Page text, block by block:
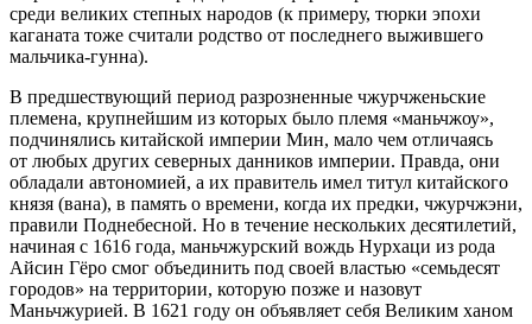
среди великих степных народов (к примеру, тюрки эпохи
каганата тоже считали родство от последнего выжившего
мальчика-гунна).
В предшествующий период разрозненные чжурчженьские
племена, крупнейшим из которых было племя «маньчжоу»,
подчинялись китайской империи Мин, мало чем отличаясь
от любых других северных данников империи. Правда, они
обладали автономией, а их правитель имел титул китайского
князя (вана), в память о времени, когда их предки, чжурчжэни,
правили Поднебесной. Но в течение нескольких десятилетий,
начиная с 1616 года, маньчжурский вождь Нурхаци из рода
Айсин Гёро смог объединить под своей властью «семьдесят
городов» на территории, которую позже и назовут
Маньчжурией. В 1621 году он объявляет себя Великим ханом